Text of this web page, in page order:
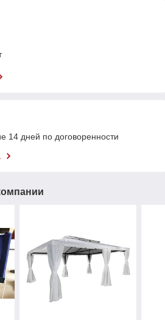
14 дней по договоренности